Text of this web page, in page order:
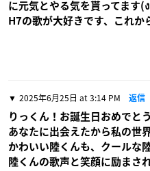
に元気とやる気を貰ってます(
H7の歌が大好きです、これか
2025年6月25日 at 3:14 PM 返信
りっくん！お誕生日おめでと
あなたに出会えたから私の世
かわいい陸くんも、クールな
陸くんの歌声と笑顔に励まさ